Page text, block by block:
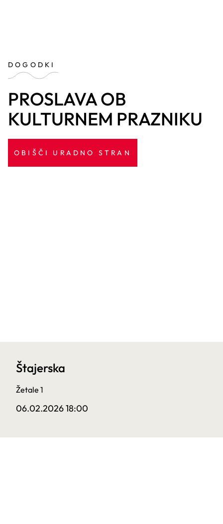
DOGODKI
PROSLAVA OB
KULTURNEM PRAZNIKU
OBIŠČI URADNO STRAN
Štajerska
Žetale 1
06.02.2026 18:00